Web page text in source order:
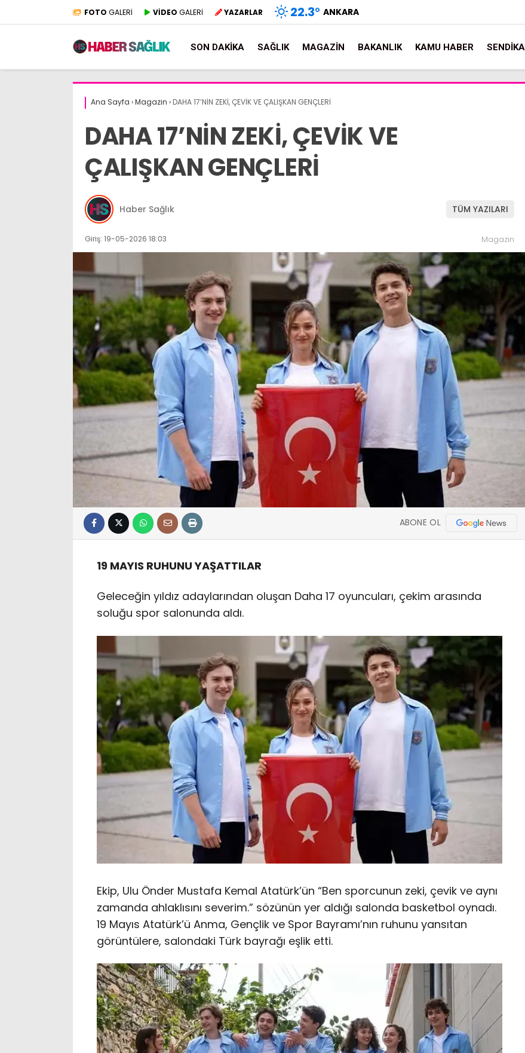
FOTO GALERİ VİDEO GALERİ YAZARLAR 22.3° ANKARA
SON DAKIKA SAĞLIK MAGAZIN BAKANLIK KAMU HABER SENDIKA
Ana Sayfa ›Magazin › DAHA 17’NİN ZEKİ, ÇEVİK VE ÇALIŞKAN GENÇLERİ
DAHA 17’NİN ZEKİ, ÇEVİK VE
ÇALIŞKAN GENÇLERİ
Haber Sağlık TÜM YAZILARI
Giriş: 19-05-2026 18:03 Magazin
ABONE OL
19 MAYIS RUHUNU YAŞATTILAR
Geleceğin yıldız adaylarından oluşan Daha 17 oyuncuları, çekim arasında
soluğu spor salonunda aldı.
Ekip, Ulu Önder Mustafa Kemal Atatürk’ün “Ben sporcunun zeki, çevik ve aynı
zamanda ahlaklısını severim.” sözünün yer aldığı salonda basketbol oynadı.
19 Mayıs Atatürk’ü Anma, Gençlik ve Spor Bayramı’nın ruhunu yansıtan
görüntülere, salondaki Türk bayrağı eşlik etti.